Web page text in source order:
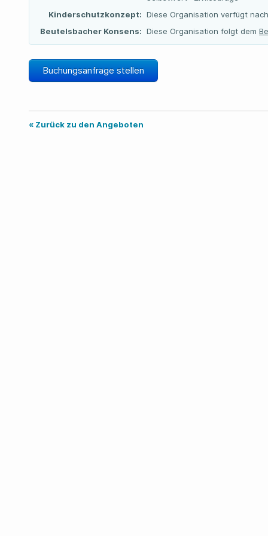
Kinderschutzkonzept: Diese Organisation verfügt
Beutelsbacher Konsens: Diese Organisation folgt dem
Buchungsanfrage stellen
« Zurück zu den Angeboten